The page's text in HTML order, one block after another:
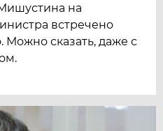
на
встречено
сказать, даже с